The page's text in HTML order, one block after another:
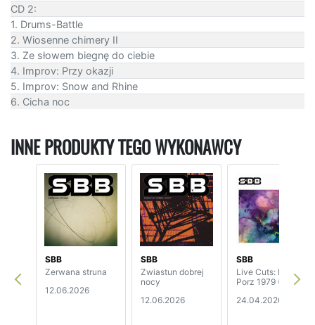
CD 2:
1. Drums-Battle
2. Wiosenne chimery II
3. Ze słowem biegnę do ciebie
4. Improv: Przy okazji
5. Improv: Snow and Rhine
6. Cicha noc
INNE PRODUKTY TEGO WYKONAWCY
SBB
Zerwana struna
12.06.2026
SBB
Zwiastun dobrej
nocy
12.06.2026
SBB
Live Cuts: Kőln –
Porz 1979 (2CD)
24.04.2026